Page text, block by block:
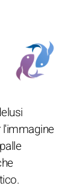
l'immagine